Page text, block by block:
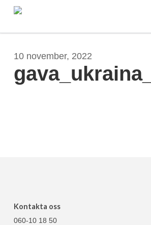
Skip
main
10 november, 2022
Kontakta oss
060-10 18 50